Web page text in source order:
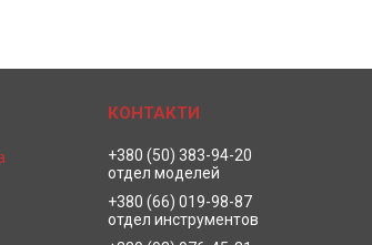
+380 (50) 383-94-20
отдел моделей
+380 (66) 019-98-87
отдел инструментов